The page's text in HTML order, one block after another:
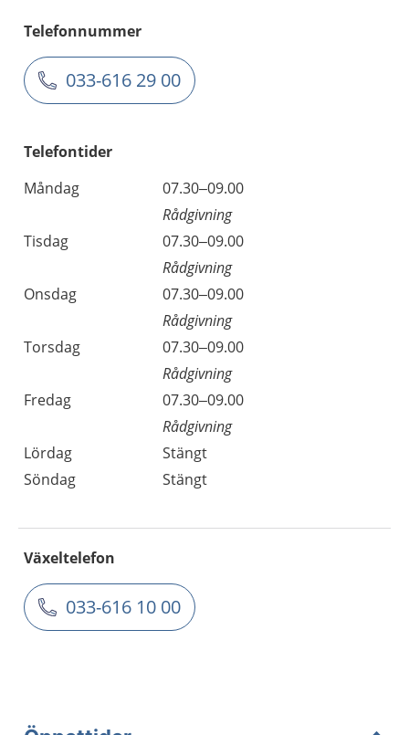
Telefonnummer
033-616 29 00
Telefontider
Måndag
07.30–09.00
Rådgivning
Tisdag
07.30–09.00
Rådgivning
Onsdag
07.30–09.00
Rådgivning
Torsdag
07.30–09.00
Rådgivning
Fredag
07.30–09.00
Rådgivning
Lördag
Stängt
Söndag
Stängt
Växeltelefon
033-616 10 00